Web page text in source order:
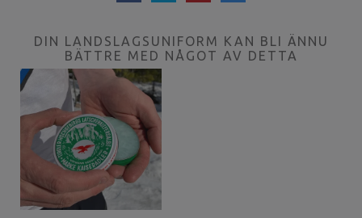
DIN LANDSLAGSUNIFORM KAN BLI ÄNNU
BÄTTRE MED NÅGOT AV DETTA